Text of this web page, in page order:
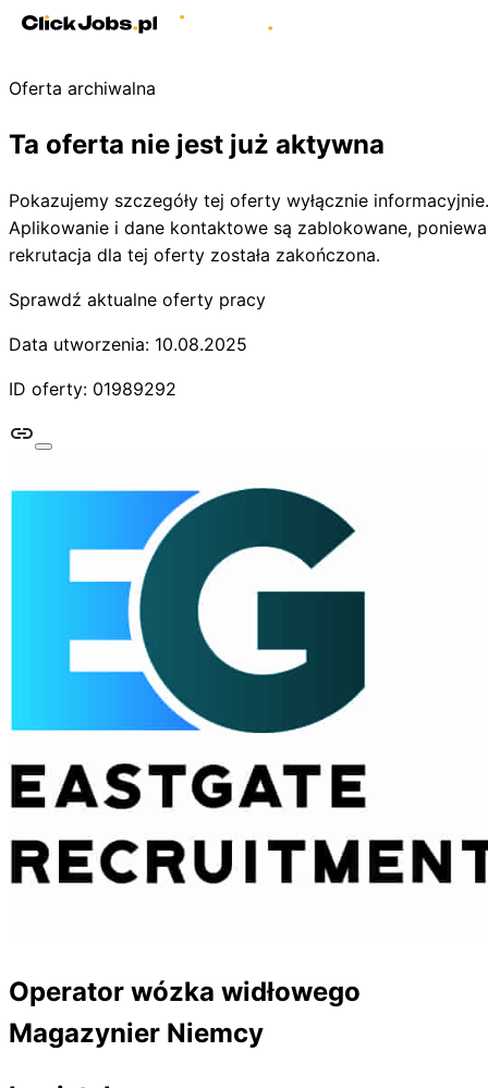
Oferta archiwalna
Ta oferta nie jest już aktywna
Pokazujemy szczegóły tej oferty wyłącznie informacyjnie.
Aplikowanie i dane kontaktowe są zablokowane,
rekrutacja dla tej oferty została zakończona.
Sprawdź aktualne oferty pracy
Data utworzenia: 10.08.2025
ID oferty: 01989292
Operator wózka widłowego
Magazynier Niemcy